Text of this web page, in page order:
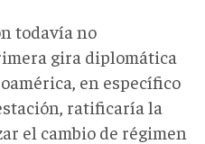
todavía no
gira diplomática
en específico
ratificaría la
el cambio de régimen